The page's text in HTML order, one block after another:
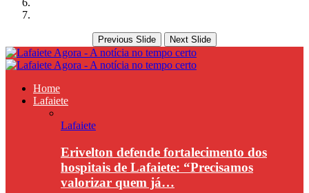
Previous Slide Next Slide
Home
Lafaiete
Lafaiete
Erivelton defende fortalecimento dos
hospitais de Lafaiete: “Precisamos
valorizar quem já…